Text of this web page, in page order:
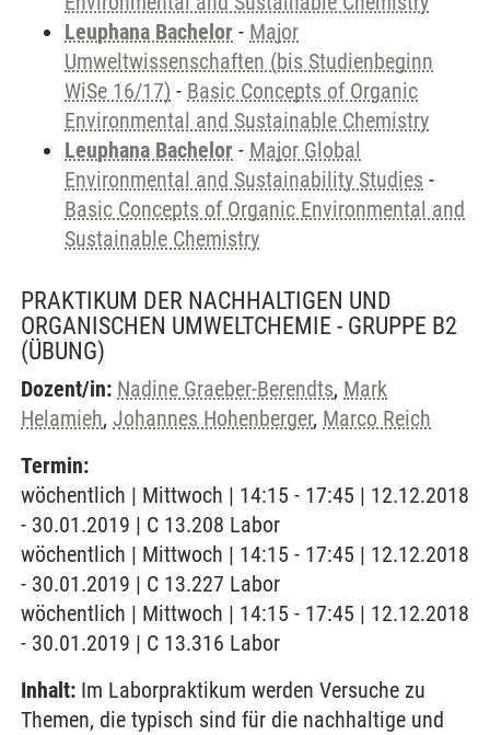
Leuphana Bachelor - Major
Umweltwissenschaften (bis Studienbeginn
WiSe 16/17) - Basic Concepts of Organic
Environmental and Sustainable Chemistry
Leuphana Bachelor - Major Global
Environmental and Sustainability Studies -
Basic Concepts of Organic Environmental and
Sustainable Chemistry
PRAKTIKUM DER NACHHALTIGEN UND
ORGANISCHEN UMWELTCHEMIE - GRUPPE B2
(ÜBUNG)
Dozent/in: Nadine Graeber-Berendts, Mark
Helamieh, Johannes Hohenberger, Marco Reich
Termin:
wöchentlich | Mittwoch | 14:15 - 17:45 | 12.12.2018
- 30.01.2019 | C 13.208 Labor
wöchentlich | Mittwoch | 14:15 - 17:45 | 12.12.2018
- 30.01.2019 | C 13.227 Labor
wöchentlich | Mittwoch | 14:15 - 17:45 | 12.12.2018
- 30.01.2019 | C 13.316 Labor
Inhalt: Im Laborpraktikum werden Versuche zu
Themen, die typisch sind für die nachhaltige und